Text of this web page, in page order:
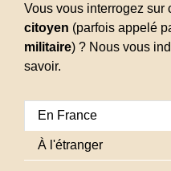
Vous vous interrogez sur
citoyen (parfois appelé
militaire) ? Nous vous
savoir.
En France
À l'étranger